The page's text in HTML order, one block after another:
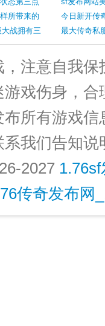
态第三点
所带来的
战拥有三
分好了迷失
sf发布网站
家必学技能
今日新开传
骑士手镯攻
最大传奇私
在这里能收
注意自我
游戏伤身，合
所有游戏
系我们告知
2027
传奇发布网